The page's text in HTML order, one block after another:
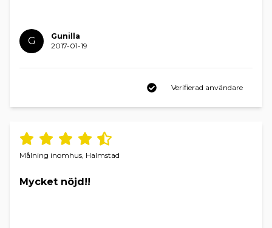
G
Gunilla
2017-01-19
Verifierad användare
Målning inomhus, Halmstad
Mycket nöjd!!